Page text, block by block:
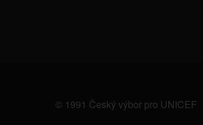
© 1991 Český výbor pro UNICEF